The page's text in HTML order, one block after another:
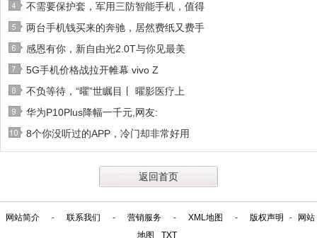
不需要保护套，军用三防智能手机，值得
两台手机钱买来的奔驰，居然费纸又费手
感恩有你，新自由光2.0T与你见最美
5G手机价格战拉开帷幕 vivo Z
不负等待，“曜”世瞩目丨 曜影医疗上
华为P10Plus降幅一千元,网友:
8个你没听过的APP，冷门却非常好用
返回首页
网站简介 - 联系我们 - 营销服务 - XML地图 - 版权声明 -
网站
地图
TXT